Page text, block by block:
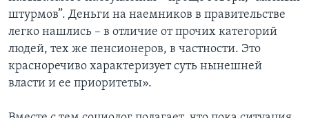
штурмов”. Деньги на наемников в правительстве
легко нашлись – в отличие от прочих категорий
людей, тех же пенсионеров, в частности. Это
красноречиво характеризует суть нынешней
власти и ее приоритеты».